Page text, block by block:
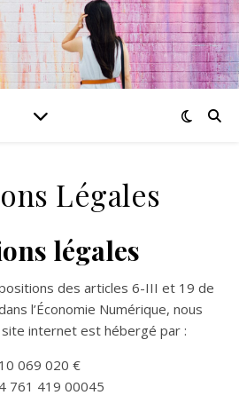
Légales
légales
des articles 6-III et 19 de
l’Économie Numérique, nous
internet est hébergé par :
069 020 €
761 419 00045